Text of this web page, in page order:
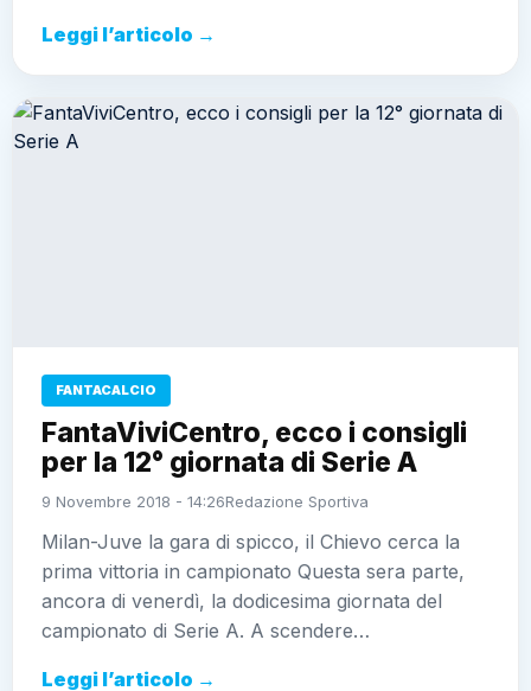
Leggi l’articolo →
FANTACALCIO
FantaViviCentro, ecco i consigli
per la 12° giornata di Serie A
9 Novembre 2018 - 14:26Redazione Sportiva
Milan-Juve la gara di spicco, il Chievo cerca la
prima vittoria in campionato Questa sera parte,
ancora di venerdì, la dodicesima giornata del
campionato di Serie A. A scendere…
Leggi l’articolo →